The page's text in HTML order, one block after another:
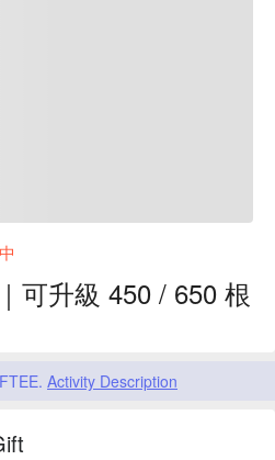
可升級 450 / 650 根
Activity Description